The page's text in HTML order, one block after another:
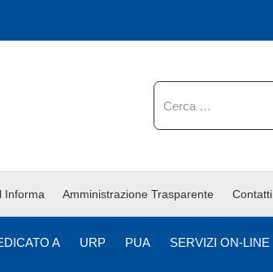
Cerca
Informa Amministrazione Trasparente Contatti
A URP PUA SERVIZI ON-LINE